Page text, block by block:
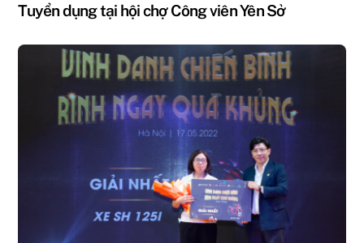
Tuyển dụng tại hội chợ Công viên Yên Sở